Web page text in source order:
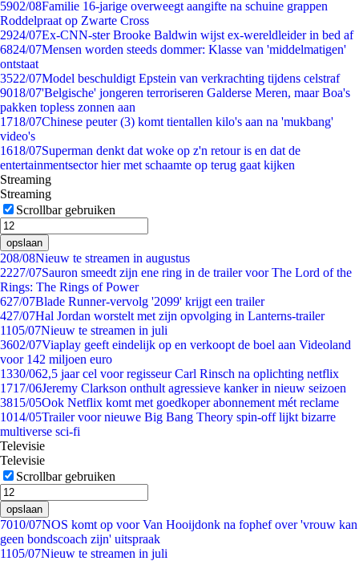
5902/08Familie 16-jarige overweegt aangifte na schuine grappen
Roddelpraat op Zwarte Cross
2924/07Ex-CNN-ster Brooke Baldwin wijst ex-wereldleider in bed af
6824/07Mensen worden steeds dommer: Klasse van 'middelmatigen'
ontstaat
3522/07Model beschuldigt Epstein van verkrachting tijdens celstraf
9018/07'Belgische' jongeren terroriseren Galderse Meren, maar Boa's
pakken topless zonnen aan
1718/07Chinese peuter (3) komt tientallen kilo's aan na 'mukbang'
video's
1618/07Superman denkt dat woke op z'n retour is en dat de
entertainmentsector hier met schaamte op terug gaat kijken
Streaming
Streaming
Scrollbar gebruiken
opslaan
208/08Nieuw te streamen in augustus
2227/07Sauron smeedt zijn ene ring in de trailer voor The Lord of the
Rings: The Rings of Power
627/07Blade Runner-vervolg '2099' krijgt een trailer
427/07Hal Jordan worstelt met zijn opvolging in Lanterns-trailer
1105/07Nieuw te streamen in juli
3602/07Viaplay geeft eindelijk op en verkoopt de boel aan Videoland
voor 142 miljoen euro
1330/062,5 jaar cel voor regisseur Carl Rinsch na oplichting netflix
1717/06Jeremy Clarkson onthult agressieve kanker in nieuw seizoen
3815/05Ook Netflix komt met goedkoper abonnement mét reclame
1014/05Trailer voor nieuwe Big Bang Theory spin-off lijkt bizarre
multiverse sci-fi
Televisie
Televisie
Scrollbar gebruiken
opslaan
7010/07NOS komt op voor Van Hooijdonk na fophef over 'vrouw kan
geen bondscoach zijn' uitspraak
1105/07Nieuw te streamen in juli